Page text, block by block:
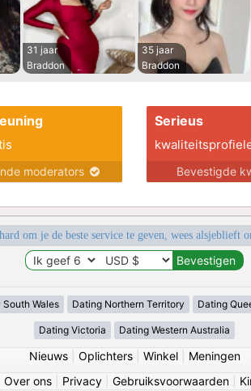
31 jaar
Braddon
35 jaar
Braddon
moderators
Serieus
Bevestigde
om je de beste service te geven, wees alsjeblieft
Wales Dating Northern Territory Dating
Dating Victoria Dating Western Australia
Nieuws| Oplichters| Winkel| Meningen
Over ons Privacy Gebruiksvoorwaarden